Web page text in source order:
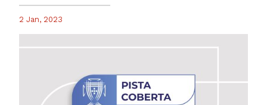
2 Jan, 2023